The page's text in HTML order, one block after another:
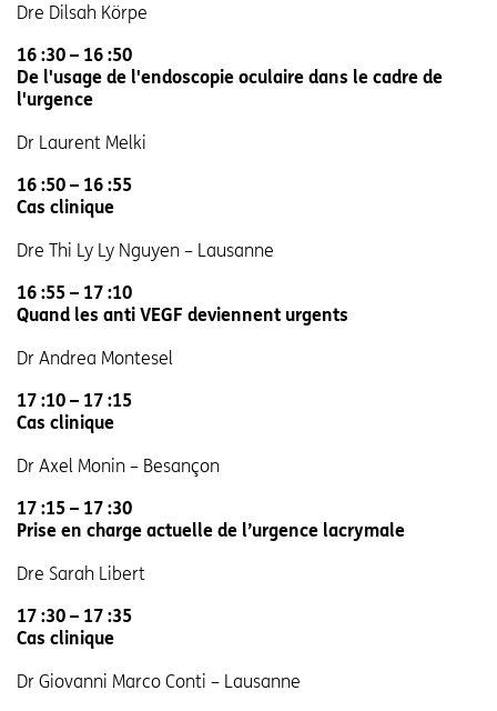
Dre Dilsah Körpe
16 :30 – 16 :50
De l'usage de l'endoscopie oculaire dans le cadre de
l'urgence
Dr Laurent Melki
16 :50 – 16 :55
Cas clinique
Dre Thi Ly Ly Nguyen – Lausanne
16 :55 – 17 :10
Quand les anti VEGF deviennent urgents
Dr Andrea Montesel
17 :10 – 17 :15
Cas clinique
Dr Axel Monin – Besançon
17 :15 – 17 :30
Prise en charge actuelle de l’urgence lacrymale
Dre Sarah Libert
17 :30 – 17 :35
Cas clinique
Dr Giovanni Marco Conti – Lausanne